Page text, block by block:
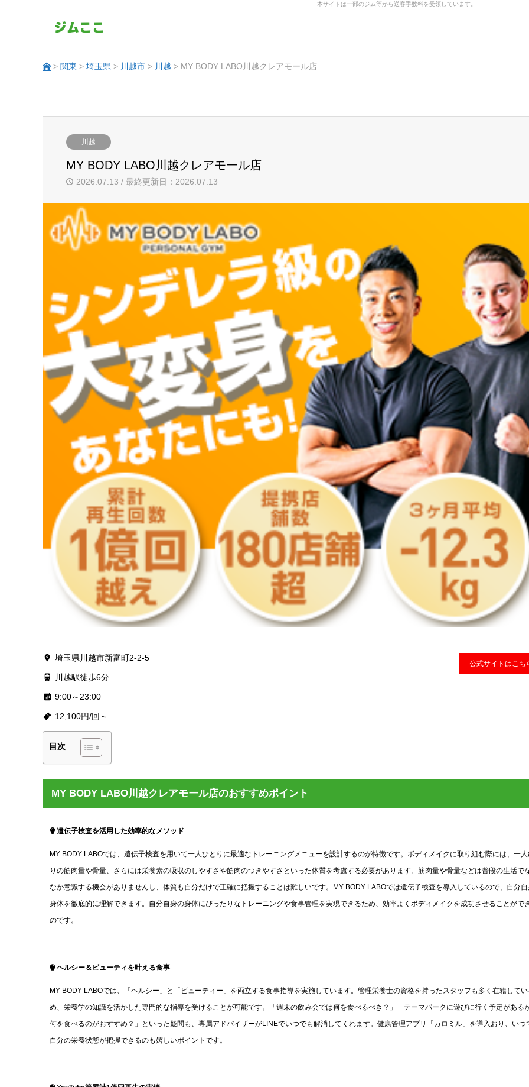
本サイトは一部のジム等から送客手数料を受領しています。
> 関東 > 埼玉県 > 川越市 > 川越 > MY BODY LABO川越クレアモール店
川越
MY BODY LABO川越クレアモール店
2026.07.13 / 最終更新日：2026.07.13
埼玉県川越市新富町2-2-5
川越駅徒歩6分
9:00～23:00
12,100円/回～
公式サイトはこち
目次
MY BODY LABO川越クレアモール店のおすすめポイント
遺伝子検査を活用した効率的なメソッド
MY BODY LABOでは、遺伝子検査を用いて一人ひとりに最適なトレーニングメニューを設計するのが特徴です。ボディメイクに取り組む際には、一
りの筋肉量や骨量、さらには栄養素の吸収のしやすさや筋肉のつきやすさといった体質を考慮する必要があります。筋肉量や骨量などは普段の生活で
なか意識する機会がありませんし、体質も自分だけで正確に把握することは難しいです。MY BODY LABOでは遺伝子検査を導入しているので、自分
身体を徹底的に理解できます。自分自身の身体にぴったりなトレーニングや食事管理を実現できるため、効率よくボディメイクを成功させることがで
のです。
ヘルシー＆ビューティを叶える食事
MY BODY LABOでは、「ヘルシー」と「ビューティー」を両立する食事指導を実施しています。管理栄養士の資格を持ったスタッフも多く在籍して
め、栄養学の知識を活かした専門的な指導を受けることが可能です。「週末の飲み会では何を食べるべき？」「テーマパークに遊びに行く予定がある
何を食べるのがおすすめ？」といった疑問も、専属アドバイザーがLINEでいつでも解消してくれます。健康管理アプリ「カロミル」を導入おり、いつ
自分の栄養状態が把握できるのも嬉しいポイントです。